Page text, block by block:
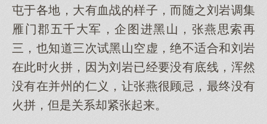
屯于各地，大有血战的样子，而随之刘岩调集
雁门郡五千大军，企图进黑山，张燕思索再
三，也知道三次试黑山空虚，绝不适合和刘岩
在此时火拼，因为刘岩已经要没有底线，浑然
没有在并州的仁义，让张燕很顾忌，最终没有
火拼，但是关系却紧张起来。